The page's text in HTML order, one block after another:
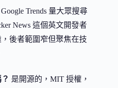
Google Trends 量大眾搜尋
News 這個英文開發者
後者範圍窄但聚焦在技
是開源的，MIT 授權，